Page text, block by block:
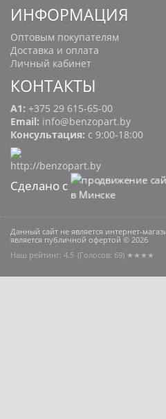
ИНФОРМАЦИЯ
Оптовым покупателям
Доставка и оплата
Личный кабинет
КОНТАКТЫ
A1: +375 29 615-65-00
Email: info@benzopart.by
Консультация: с 9:00-18:00
Сделано с
Данный сайт не является интернет-
является публичной офертой © 2026
Наш рейтинг: 4.5 (Голосов: 69) ★★★★